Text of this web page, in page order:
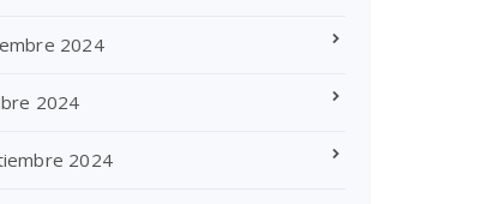
2024
2024
2024